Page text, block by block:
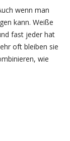
wenn man
kann. Weiße
fast jeder hat
oft bleiben sie
wie